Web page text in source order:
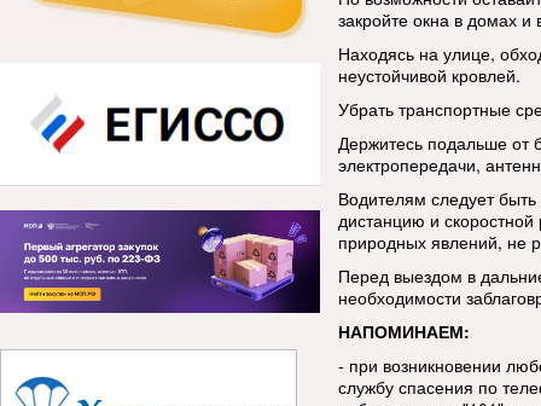
закройте окна в домах
Находясь на улице,
неустойчивой кровлей.
Убрать транспортные
Держитесь подальше от
электропередачи,
Водителям следует
дистанцию и
природных явлений, не
Перед выездом в
необходимости
НАПОМИНАЕМ:
- при возникновении
службу спасения по